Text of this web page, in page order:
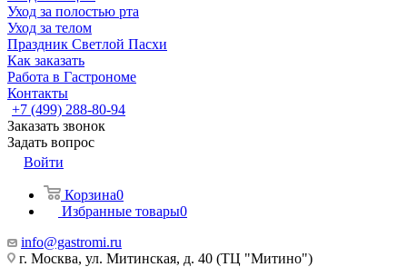
Уход за полостью рта
Уход за телом
Праздник Светлой Пасхи
Как заказать
Работа в Гастрономе
Контакты
+7 (499) 288-80-94
Заказать звонок
Задать вопрос
Войти
Корзина0
Избранные товары0
info@gastromi.ru
г. Москва, ул. Митинская, д. 40 (ТЦ "Митино")